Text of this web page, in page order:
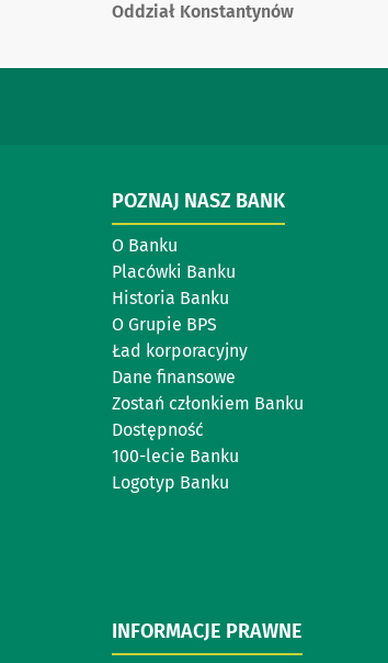
Oddział Konstantynów
POZNAJ NASZ BANK
O Banku
Placówki Banku
Historia Banku
O Grupie BPS
Ład korporacyjny
Dane finansowe
Zostań członkiem Banku
Dostępność
100-lecie Banku
Logotyp Banku
INFORMACJE PRAWNE